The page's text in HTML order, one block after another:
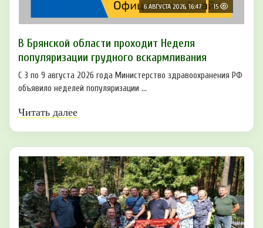
6 АВГУСТА 2026, 16:47 15
В Брянской области проходит Неделя
популяризации грудного вскармливания
С 3 по 9 августа 2026 года Министерство здравоохранения РФ
объявило неделей популяризации ...
Читать далее